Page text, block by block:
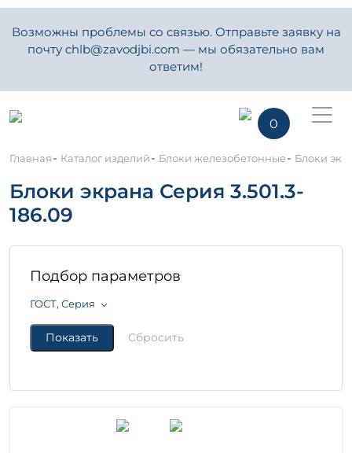
Возможны проблемы со связью. Отправьте заявку на
почту chlb@zavodjbi.com — мы обязательно вам
ответим!
0
Главная- Каталог изделий- Блоки железобетонные- Блоки
Блоки экрана Серия 3.501.3-
186.09
Подбор параметров
ГОСТ, Серия